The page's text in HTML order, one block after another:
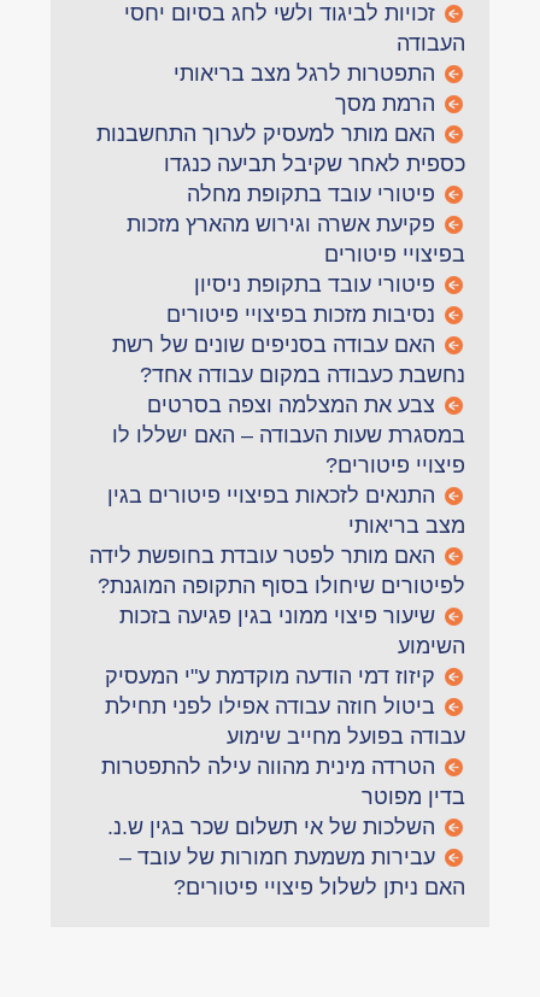
זכויות לביגוד ולשי לחג בסיום יחסי
העבודה
התפטרות לרגל מצב בריאותי
הרמת מסך
האם מותר למעסיק לערוך התחשבנות
כספית לאחר שקיבל תביעה כנגדו
פיטורי עובד בתקופת מחלה
פקיעת אשרה וגירוש מהארץ מזכות
בפיצויי פיטורים
פיטורי עובד בתקופת ניסיון
נסיבות מזכות בפיצויי פיטורים
האם עבודה בסניפים שונים של רשת
נחשבת כעבודה במקום עבודה אחד?
צבע את המצלמה וצפה בסרטים
במסגרת שעות העבודה – האם ישללו לו
פיצויי פיטורים?
התנאים לזכאות בפיצויי פיטורים בגין
מצב בריאותי
האם מותר לפטר עובדת בחופשת לידה
לפיטורים שיחולו בסוף התקופה המוגנת?
שיעור פיצוי ממוני בגין פגיעה בזכות
השימוע
קיזוז דמי הודעה מוקדמת ע"י המעסיק
ביטול חוזה עבודה אפילו לפני תחילת
עבודה בפועל מחייב שימוע
הטרדה מינית מהווה עילה להתפטרות
בדין מפוטר
השלכות של אי תשלום שכר בגין ש.נ.
עבירות משמעת חמורות של עובד –
האם ניתן לשלול פיצויי פיטורים?